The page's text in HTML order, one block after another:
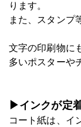
ります。
また、スタンプ
文字の印刷物に
多いポスターや
▶インクが定
コート紙は、イ